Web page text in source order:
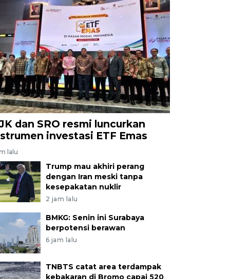
dan SRO resmi luncurkan
investasi ETF Emas
lalu
Trump mau akhiri perang
dengan Iran meski tanpa
kesepakatan nuklir
2 jam lalu
BMKG: Senin ini Surabaya
berpotensi berawan
6 jam lalu
TNBTS catat area terdampak
kebakaran di Bromo capai 520